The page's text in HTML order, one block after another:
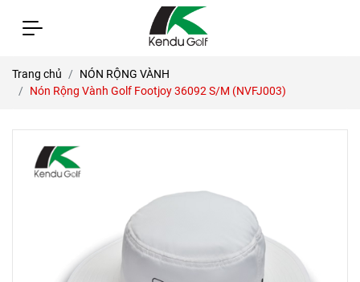
Trang chủ
NÓN RỘNG VÀNH
Nón Rộng Vành Golf Footjoy 36092 S/M (NVFJ003)